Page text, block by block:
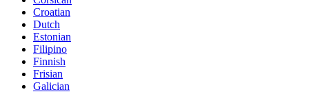
Croatian
Dutch
Estonian
Filipino
Finnish
Frisian
Galician